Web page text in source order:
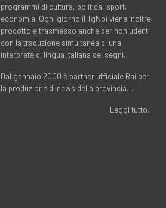
programmi di cultura, politica, sport,
economia. Ogni giorno il TgNoi viene inoltre
prodotto e trasmesso anche per non udenti
con la traduzione simultanea di una
interprete di lingua italiana dei segni.
Dal gennaio 2000 è partner ufficiale Rai per
la produzione di news della provincia…
Leggi tutto...